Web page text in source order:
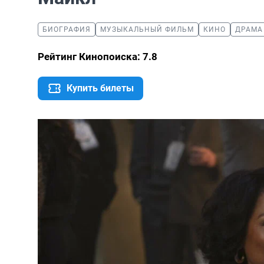
БИОГРАФИЯ МУЗЫКАЛЬНЫЙ ФИЛЬМ КИНО ДРАМА
Рейтинг Кинопоиска: 7.8
Купить билеты